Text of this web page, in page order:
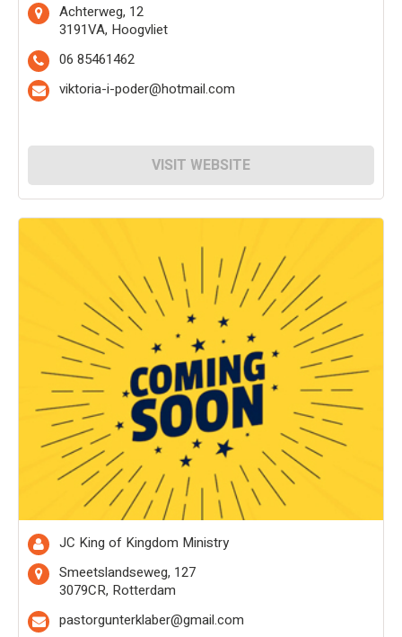
Achterweg, 12
3191VA, Hoogvliet
06 85461462
viktoria-i-poder@hotmail.com
VISIT WEBSITE
JC King of Kingdom Ministry
Smeetslandseweg, 127
3079CR, Rotterdam
pastorgunterklaber@gmail.com